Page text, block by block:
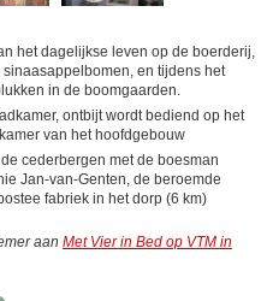
het dagelijkse leven op de boerderij,
en tijdens het
in de boomgaarden.
ontbijt wordt bediend op het
van het hoofdgebouw
cederbergen met de boesman
Jan-van-Genten, de beroemde
fabriek in het dorp (6 km)
aan Met Vier in Bed op VTM in